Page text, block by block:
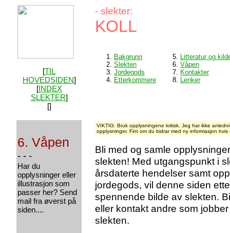
[TIL
HOVEDSIDEN]
[INDEX
SLEKTER]
[]
- slekter:
KOLL
1. Bakgrunn
2. Slekten
3. Jordegods
4. Etterkommere
5. Litteratur og
6. Våpen
7. Kontakter
8. Lenker
6. Våpen
- - -
Har du
opplysninger eller
illustrasjon som
passer her? Send
mail fra øverst på
siden....
VIKTIG: Bruk opplysningene kritisk. Jeg har ikke
opplysninger. Fint om du bidrar med ny informasjon
Bli med og samle
slekten! Med utgangspunkt i
årsdaterte hendelser samt
jordegods, vil denne siden
spennende bilde av slekten.
eller kontakt andre som
slekten.